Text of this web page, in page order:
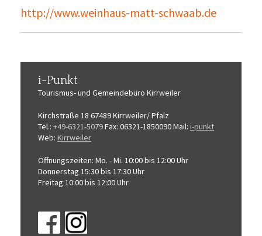
http://www.weinhaus-matt-schwaab.de
i-Punkt
Tourismus-und Gemeindebüro Kirrweiler
Kirchstraße 18 67489 Kirrweiler/ Pfalz
Tel.: +49-6321-5079Fax: 06321-1850090Mail: i-punkt
Web: Kirrweiler
Öffnungszeiten: Mo. - Mi. 10:00 bis 12:00 Uhr
Donnerstag 15:30 bis 17:30 Uhr
Freitag 10:00 bis 12:00 Uhr